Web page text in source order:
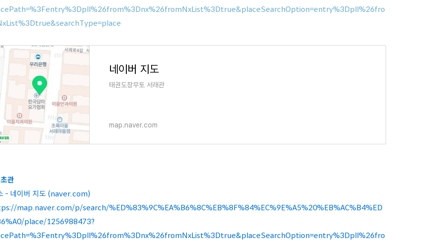
네이버 지도
태권도장무토 서래관
map.naver.com
관
- 네이버 지도 (naver.com)
map.naver.com/p/search/%ED%83%9C%EA%B6%8C%EB%8F%84%EC%9E%A5%20%EB%AC%B4%ED
place/1256988473?